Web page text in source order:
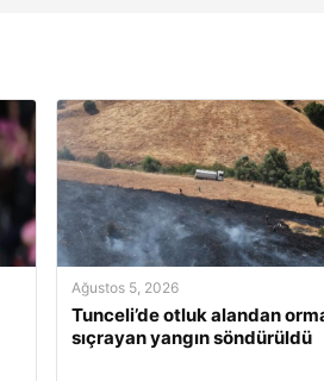
Ağustos 5, 2026
Tunceli’de otluk alandan
sıçrayan yangın söndürüldü